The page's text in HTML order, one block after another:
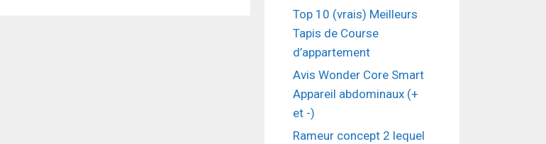
Top 10 (vrais) Meilleurs
Tapis de Course
d’appartement
Avis Wonder Core Smart
Appareil abdominaux (+
et -)
Rameur concept 2 lequel